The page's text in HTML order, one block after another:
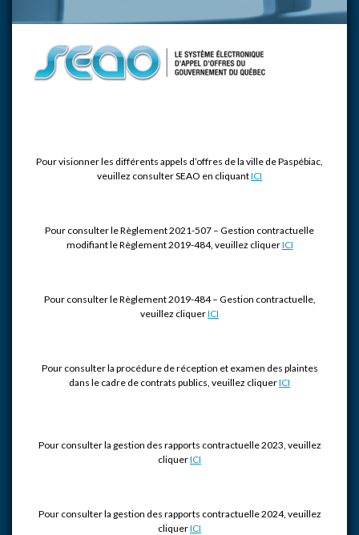
Pour visionner les différents appels d’offres de la ville de Paspébiac,
veuillez consulter SEAO en cliquantICI
Pour consulter le Règlement 2021-507 – Gestion contractuelle
modifiant le Règlement 2019-484, veuillez cliquerICI
Pour consulter le Règlement 2019-484 – Gestion contractuelle,
veuillez cliquerICI
Pour consulter la procédure de réception et examen des plaintes
dans le cadre de contrats publics, veuillez cliquerICI
Pour consulter la gestion des rapports contractuelle 2023, veuillez
cliquerICI
Pour consulter la gestion des rapports contractuelle 2024, veuillez
cliquerICI